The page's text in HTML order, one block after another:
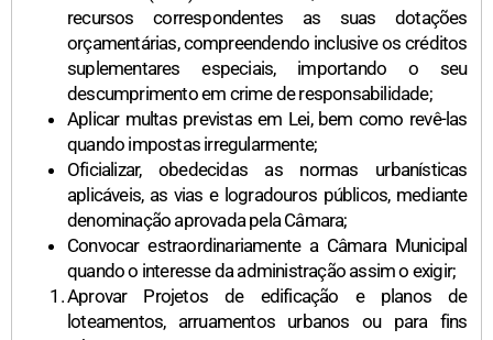
recursos correspondentes as suas dotações
orçamentárias, compreendendo inclusive os créditos
suplementares especiais, importando o seu
descumprimento em crime de responsabilidade;
Aplicar multas previstas em Lei, bem como revê-las
quando impostas irregularmente;
Oficializar, obedecidas as normas urbanísticas
aplicáveis, as vias e logradouros públicos, mediante
denominação aprovada pela Câmara;
Convocar estraordinariamente a Câmara Municipal
quando o interesse da administração assim o exigir;
Aprovar Projetos de edificação e planos de
loteamentos, arruamentos urbanos ou para fins